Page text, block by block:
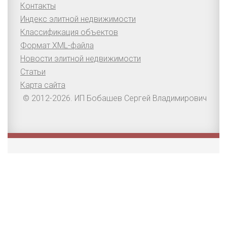
Контакты
Индекс элитной недвижимости
Классификация объектов
Формат XML-файла
Новости элитной недвижимости
Статьи
Карта сайта
© 2012-2026. ИП Бобашев Сергей Владимирович